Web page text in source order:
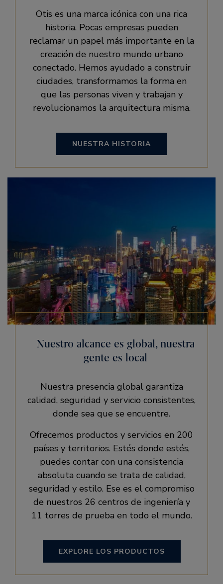
Otis es una marca icónica con una rica
historia. Pocas empresas pueden
reclamar un papel más importante en la
creación de nuestro mundo urbano
conectado. Hemos ayudado a construir
ciudades, transformamos la forma en
que las personas viven y trabajan y
revolucionamos la arquitectura misma.
NUESTRA HISTORIA
Nuestro alcance es global, nuestra
gente es local
Nuestra presencia global garantiza
calidad, seguridad y servicio consistentes,
donde sea que se encuentre.
Ofrecemos productos y servicios en 200
países y territorios. Estés donde estés,
puedes contar con una consistencia
absoluta cuando se trata de calidad,
seguridad y estilo. Ese es el compromiso
de nuestros 26 centros de ingeniería y
11 torres de prueba en todo el mundo.
EXPLORE LOS PRODUCTOS